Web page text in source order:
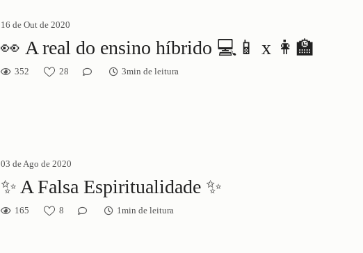
16 de Out de 2020
👀 A real do ensino híbrido 💻📱 x 👩‍🏫
352 28 3min de leitura
03 de Ago de 2020
✨ A Falsa Espiritualidade ✨
165 8 1min de leitura